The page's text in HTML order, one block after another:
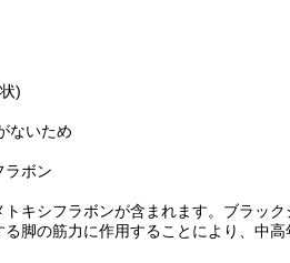
)
ないため
ラボン
キシフラボンが含まれます。ブラック
脚の筋力に作用することにより、中